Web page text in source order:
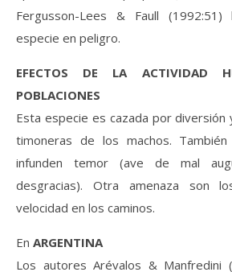
Fergusson-Lees & Faull
especie en peligro.
EFECTOS DE LA ACTIVIDAD
POBLACIONES
Esta especie es cazada por diversión
timoneras de los machos.
infunden temor (ave de mal
desgracias). Otra amenaza son
velocidad en los caminos.
En ARGENTINA
Los autores Arévalos & Manfredini